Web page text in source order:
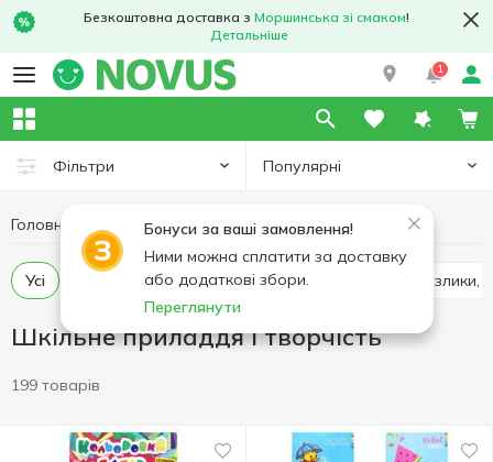
Безкоштовна доставка з Моршинська зі смаком!
Детальніше
1
Фільтри Популярні
Бонуси за ваші замовлення!
Ними можна сплатити за доставку
або додаткові збори.
Переглянути
Головна Канцелярія
Усі Зошити, блокноти, щоденники Фарби, пензлики,
Шкільне приладдя і творчість
199 товарів